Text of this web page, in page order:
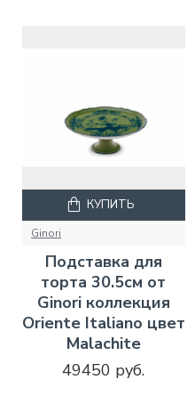
Ginori
Подставка для
торта 30.5см от
Ginori коллекция
Oriente Italiano цвет
Malachite
49450 руб.
КУПИТЬ